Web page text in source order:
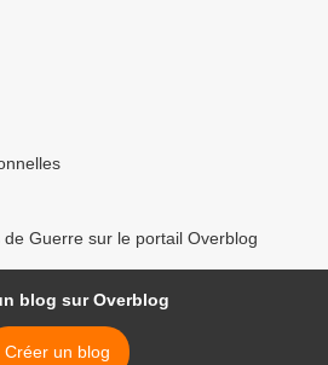
Guerre sur le portail Overblog
blog sur Overblog
Créer un blog